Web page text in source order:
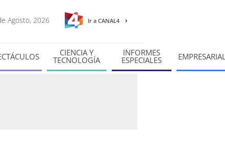
Agosto, 2026 Ir a CANAL4
CIENCIA Y
TECNOLOGÍA
INFORMES
ESPECIALES